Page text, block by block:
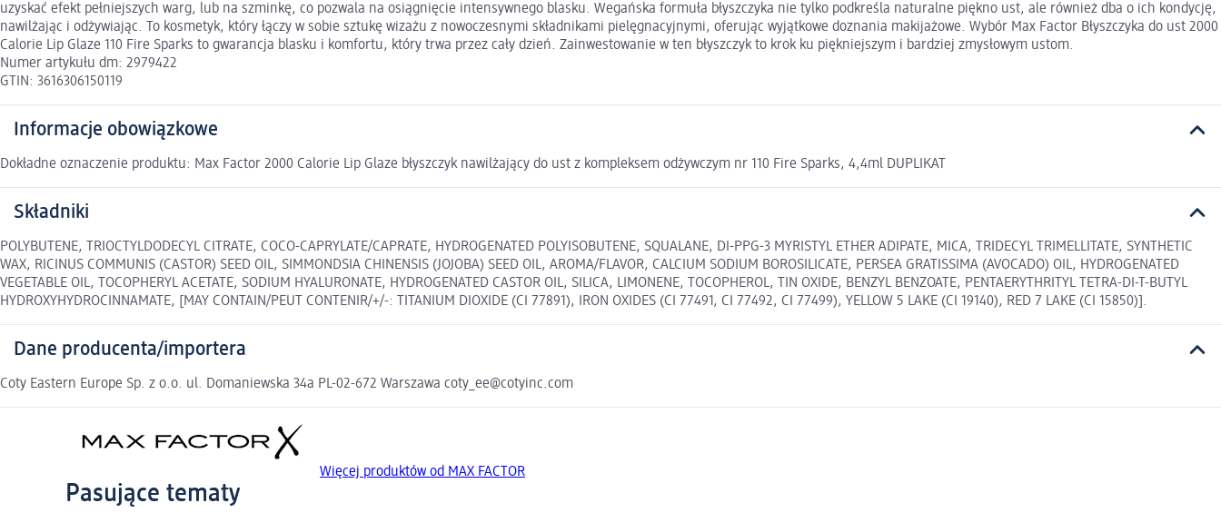
uzyskać efekt pełniejszych warg, lub na szminkę, co pozwala na osiągnięcie intensywnego blasku. Wegańska formuła błyszczyka nie tylko podkreśla naturalne piękno ust, ale również dba o ich kondycję,
nawilżając i odżywiając. To kosmetyk, który łączy w sobie sztukę wizażu z nowoczesnymi składnikami pielęgnacyjnymi, oferując wyjątkowe doznania makijażowe. Wybór Max Factor Błyszczyka do ust 2000
Calorie Lip Glaze 110 Fire Sparks to gwarancja blasku i komfortu, który trwa przez cały dzień. Zainwestowanie w ten błyszczyk to krok ku piękniejszym i bardziej zmysłowym ustom.
Numer artykułu dm: 2979422
GTIN: 3616306150119
Informacje obowiązkowe
Dokładne oznaczenie produktu: Max Factor 2000 Calorie Lip Glaze błyszczyk nawilżający do ust z kompleksem odżywczym nr 110 Fire Sparks, 4,4ml DUPLIKAT
Składniki
POLYBUTENE, TRIOCTYLDODECYL CITRATE, COCO-CAPRYLATE/CAPRATE, HYDROGENATED POLYISOBUTENE, SQUALANE, DI-PPG-3 MYRISTYL ETHER ADIPATE, MICA, TRIDECYL TRIMELLITATE, SYNTHETIC
WAX, RICINUS COMMUNIS (CASTOR) SEED OIL, SIMMONDSIA CHINENSIS (JOJOBA) SEED OIL, AROMA/FLAVOR, CALCIUM SODIUM BOROSILICATE, PERSEA GRATISSIMA (AVOCADO) OIL, HYDROGENATED
VEGETABLE OIL, TOCOPHERYL ACETATE, SODIUM HYALURONATE, HYDROGENATED CASTOR OIL, SILICA, LIMONENE, TOCOPHEROL, TIN OXIDE, BENZYL BENZOATE, PENTAERYTHRITYL TETRA-DI-T-BUTYL
HYDROXYHYDROCINNAMATE, [MAY CONTAIN/PEUT CONTENIR/+/-: TITANIUM DIOXIDE (CI 77891), IRON OXIDES (CI 77491, CI 77492, CI 77499), YELLOW 5 LAKE (CI 19140), RED 7 LAKE (CI 15850)].
Dane producenta/importera
Coty Eastern Europe Sp. z o.o. ul. Domaniewska 34a PL-02-672 Warszawa coty_ee@cotyinc.com
Więcej produktów od MAX FACTOR
Pasujące tematy